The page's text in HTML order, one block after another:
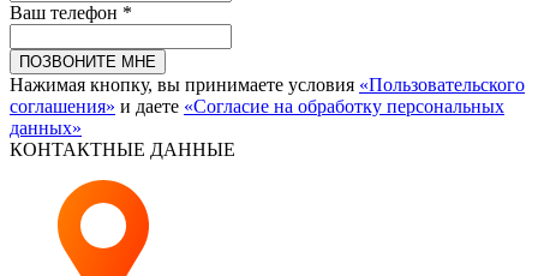
Ваш телефон *
ПОЗВОНИТЕ МНЕ
Нажимая кнопку, вы принимаете условия «Пользовательского
соглашения» и даете «Согласие на обработку персональных
данных»
КОНТАКТНЫЕ ДАННЫЕ